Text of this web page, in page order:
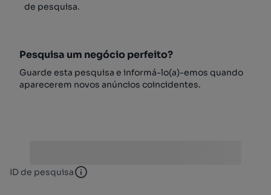
de pesquisa.
Pesquisa um negócio perfeito?
Guarde esta pesquisa e informá-lo(a)-emos quando
aparecerem novos anúncios coincidentes.
ID de pesquisa ID de pesquisa